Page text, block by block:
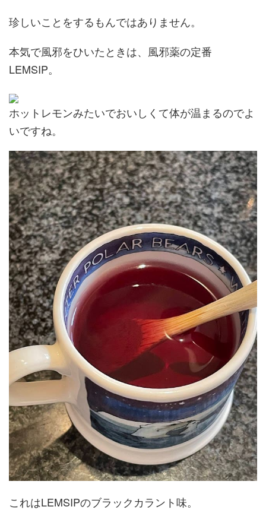
珍しいことをするもんではありません。
本気で風邪をひいたときは、風邪薬の定番
LEMSIP。
ホットレモンみたいでおいしくて体が温まるのでよ
いですね。
これはLEMSIPのブラックカラント味。